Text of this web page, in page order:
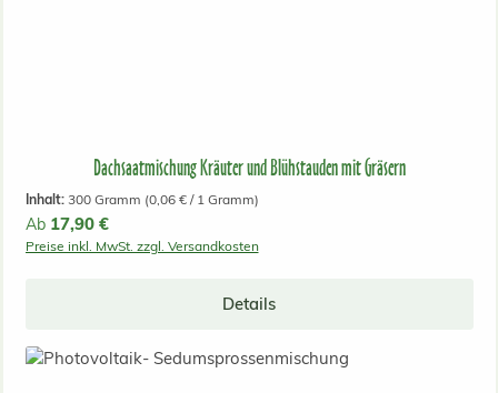
Dachsaatmischung Kräuter und Blühstauden mit Gräsern
Inhalt: 300 Gramm (0,06 € / 1 Gramm)
Regulärer Preis:
Ab 17,90 €
Preise inkl. MwSt. zzgl. Versandkosten
Details